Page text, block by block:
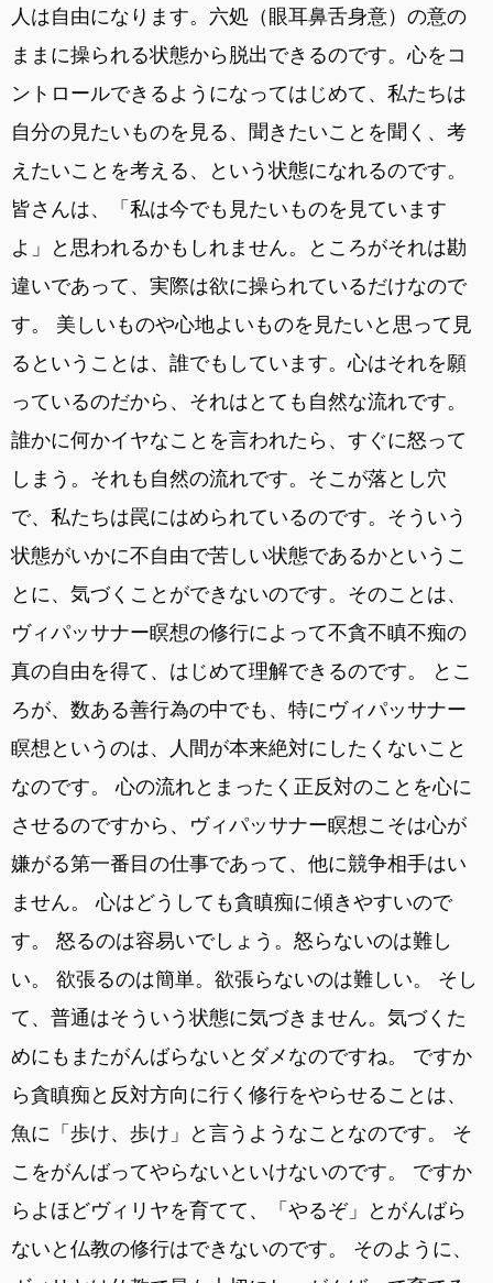
人は自由になります。六処（眼耳鼻舌身意）の意の
ままに操られる状態から脱出できるのです。心をコ
ントロールできるようになってはじめて、私たちは
自分の見たいものを見る、聞きたいことを聞く、考
えたいことを考える、という状態になれるのです。
皆さんは、「私は今でも見たいものを見ています
よ」と思われるかもしれません。ところがそれは勘
違いであって、実際は欲に操られているだけなので
す。 美しいものや心地よいものを見たいと思って見
るということは、誰でもしています。心はそれを願
っているのだから、それはとても自然な流れです。
誰かに何かイヤなことを言われたら、すぐに怒って
しまう。それも自然の流れです。そこが落とし穴
で、私たちは罠にはめられているのです。そういう
状態がいかに不自由で苦しい状態であるかというこ
とに、気づくことができないのです。そのことは、
ヴィパッサナー瞑想の修行によって不貪不瞋不痴の
真の自由を得て、はじめて理解できるのです。 とこ
ろが、数ある善行為の中でも、特にヴィパッサナー
瞑想というのは、人間が本来絶対にしたくないこと
なのです。 心の流れとまったく正反対のことを心に
させるのですから、ヴィパッサナー瞑想こそは心が
嫌がる第一番目の仕事であって、他に競争相手はい
ません。 心はどうしても貪瞋痴に傾きやすいので
す。 怒るのは容易いでしょう。怒らないのは難し
い。 欲張るのは簡単。欲張らないのは難しい。 そし
て、普通はそういう状態に気づきません。気づくた
めにもまたがんばらないとダメなのですね。 ですか
ら貪瞋痴と反対方向に行く修行をやらせることは、
魚に「歩け、歩け」と言うようなことなのです。 そ
こをがんばってやらないといけないのです。 ですか
らよほどヴィリヤを育てて、「やるぞ」とがんばら
ないと仏教の修行はできないのです。 そのように、